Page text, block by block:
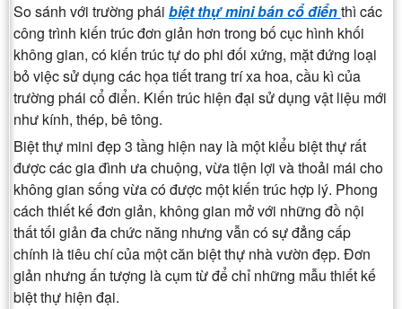
So sánh với trường phái biệt thự mini bán cổ điểnthì các
công trình kiến trúc đơn giản hơn trong bố cục hình khối
không gian, có kiến trúc tự do phi đối xứng, mặt đứng loại
bỏ việc sử dụng các họa tiết trang trí xa hoa, cầu kì của
trường phái cổ điển. Kiến trúc hiện đại sử dụng vật liệu mới
như kính, thép, bê tông.
Biệt thự mini đẹp 3 tầng hiện nay là một kiểu biệt thự rất
được các gia đình ưa chuộng, vừa tiện lợi và thoải mái cho
không gian sống vừa có được một kiến trúc hợp lý. Phong
cách thiết kế đơn giản, không gian mở với những đồ nội
thất tối giản đa chức năng nhưng vẫn có sự đẳng cấp
chính là tiêu chí của một căn biệt thự nhà vườn đẹp. Đơn
giản nhưng ấn tượng là cụm từ để chỉ những mẫu thiết kế
biệt thự hiện đại.